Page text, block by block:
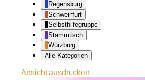
Regensburg
Schweinfurt
Selbsthilfegruppe
Stammtisch
Würzburg
Alle Kategorien
Ansichtausdrucken